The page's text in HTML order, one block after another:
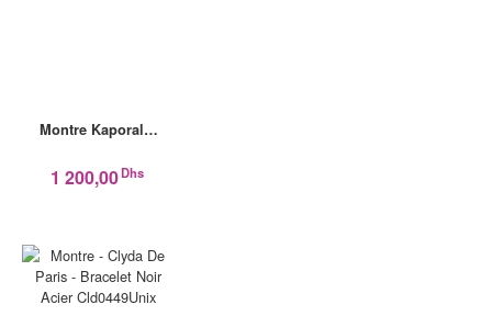
Montre Kaporal…
1 200,00Dhs